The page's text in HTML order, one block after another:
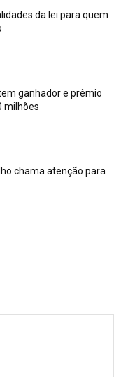
da lei para quem
ganhador e prêmio
milhões
chama atenção para